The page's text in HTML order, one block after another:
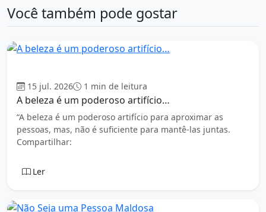
Você também pode gostar
15 jul. 2026 1 min de leitura
A beleza é um poderoso artifício…
“A beleza é um poderoso artifício para aproximar as
pessoas, mas, não é suficiente para mantê-las juntas.
Compartilhar:
Ler